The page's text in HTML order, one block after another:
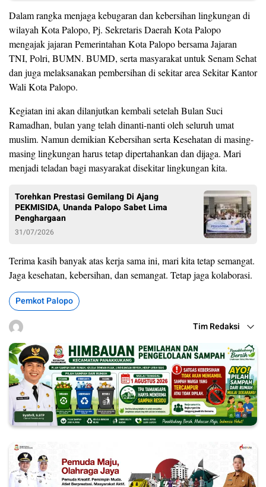
Dalam rangka menjaga kebugaran dan kebersihan lingkungan di
wilayah Kota Palopo, Pj. Sekretaris Daerah Kota Palopo
mengajak jajaran Pemerintahan Kota Palopo bersama Jajaran
TNI, Polri, BUMN. BUMD, serta masyarakat untuk Senam Sehat
dan juga melaksanakan pembersihan di sekitar area Sekitar Kantor
Wali Kota Palopo.
Kegiatan ini akan dilanjutkan kembali setelah Bulan Suci
Ramadhan, bulan yang telah dinanti-nanti oleh seluruh umat
muslim. Namun demikian Kebersihan serta Kesehatan di masing-
masing lingkungan harus tetap dipertahankan dan dijaga. Mari
menjadi teladan bagi masyarakat disekitar lingkungan kita.
Torehkan Prestasi Gemilang Di Ajang
PEKMISIDA, Unanda Palopo Sabet Lima
Penghargaan
31/07/2026
Terima kasih banyak atas kerja sama ini, mari kita tetap semangat.
Jaga kesehatan, kebersihan, dan semangat. Tetap jaga kolaborasi.
Pemkot Palopo
Tim Redaksi